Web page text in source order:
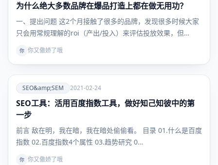
品牌运
营
为什么绝大多数品牌在爆品打造上都在做无用功？
一、提出问题 这2个月接触了很多的品牌，发现很多时候大家
只会用常规理解的roi（产出/投入）来评估投放效果，但…
你 你又傲娇了哦
爱
SEO&amp;SEM
SEO&amp;SEM 2021-02-24
SEO工具：活用百度指数工具，做好知己知彼中的第
一步
前言 敌在明，我在暗，我在暗处偷偷看。 目录 01.什么是百度
指数 02.百度指数4个属性 03.趋势研究 0…
你 你又傲娇了哦